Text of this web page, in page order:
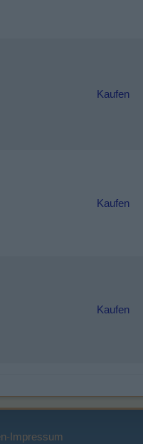
Kaufen
Kaufen
Kaufen
-Impressum